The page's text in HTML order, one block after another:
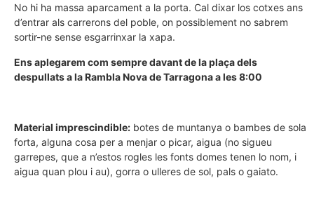
No hi ha massa aparcament a la porta. Cal dixar los cotxes ans
d’entrar als carrerons del poble, on possiblement no sabrem
sortir-ne sense esgarrinxar la xapa.
Ens aplegarem com sempre davant de la plaça dels
despullats a la Rambla Nova de Tarragona a les 8:00
Material imprescindible: botes de muntanya o bambes de sola
forta, alguna cosa per a menjar o picar, aigua (no sigueu
garrepes, que a n’estos rogles les fonts domes tenen lo nom, i
aigua quan plou i au), gorra o ulleres de sol, pals o gaiato.